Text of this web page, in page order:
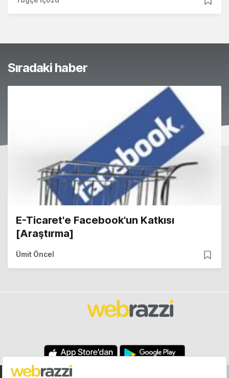
Sıradaki haber
E-Ticaret'e Facebook'un Katkısı
[Araştırma]
Ümit Öncel